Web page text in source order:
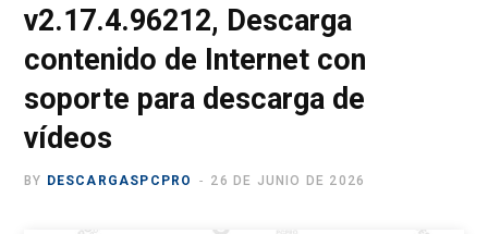
v2.17.4.96212, Descarga
contenido de Internet con
soporte para descarga de
vídeos
BY DESCARGASPCPRO 26 DE JUNIO DE 2026